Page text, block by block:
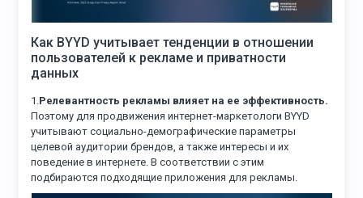
Как BYYD учитывает тенденции в отношении
пользователей к рекламе и приватности
данных
1.Релевантность рекламы влияет на ее эффективность.
Поэтому для продвижения интернет-маркетологи BYYD
учитывают социально-демографические параметры
целевой аудитории брендов, а также интересы и их
поведение в интернете. В соответствии с этим
подбираются подходящие приложения для рекламы.